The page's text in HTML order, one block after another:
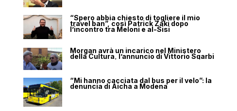
“Spero abbia chiesto di togliere il mio
travel ban”, così Patrick Zaki dopo
l’incontro tra Meloni e al-Sisi
Morgan avrà un incarico nel Ministero
della Cultura, l’annuncio di Vittorio Sgarbi
“Mi hanno cacciata dal bus per il velo”: la
denuncia di Aicha a Modena